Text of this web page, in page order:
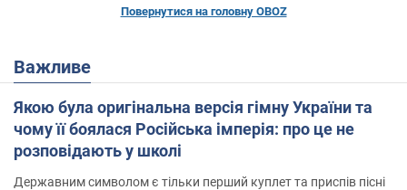
Повернутися на головну OBOZ
Важливе
Якою була оригінальна версія гімну України та
чому її боялася Російська імперія: про це не
розповідають у школі
Державним символом є тільки перший куплет та приспів пісні